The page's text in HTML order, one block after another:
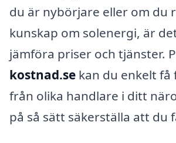
du är nybörjare eller om du
kunskap om solenergi, är
jämföra priser och tjänster.
kostnad.se kan du enkelt
från olika handlare i ditt
på så sätt säkerställa att du